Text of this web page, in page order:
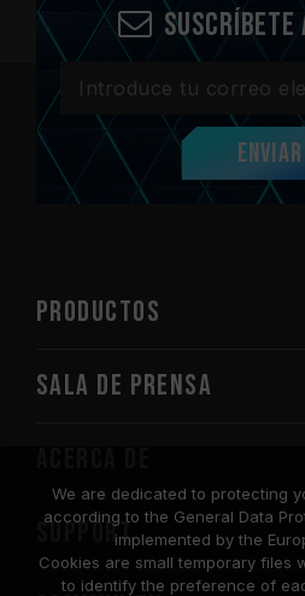
Enviar
PRODUCTOS
Sala de prensa
SUPPORT
We are dedicated to protecting
according to the General Data
implemented by the
Cookies are small temporary files
to identify the preference of